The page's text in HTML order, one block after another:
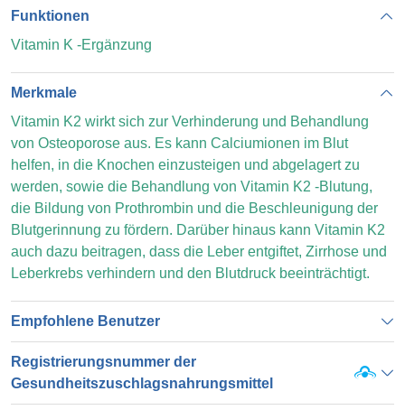
Funktionen
Vitamin K -Ergänzung
Merkmale
Vitamin K2 wirkt sich zur Verhinderung und Behandlung
von Osteoporose aus. Es kann Calciumionen im Blut
helfen, in die Knochen einzusteigen und abgelagert zu
werden, sowie die Behandlung von Vitamin K2 -Blutung,
die Bildung von Prothrombin und die Beschleunigung der
Blutgerinnung zu fördern. Darüber hinaus kann Vitamin K2
auch dazu beitragen, dass die Leber entgiftet, Zirrhose und
Leberkrebs verhindern und den Blutdruck beeinträchtigt.
Empfohlene Benutzer
Registrierungsnummer der
Gesundheitszuschlagsnahrungsmittel